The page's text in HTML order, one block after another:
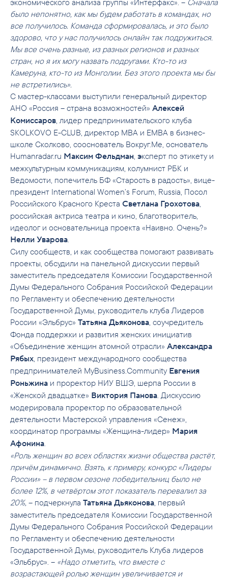
было непонятно, как мы будем работать в командах, но
все получилось. Команда сформировалась, и это было
здорово, что у нас получилось онлайн так подружиться.
Мы все очень разные, из разных регионов и разных
стран, но я их могу назвать подругами. Кто-то из
Камеруна, кто-то из Монголии. Без этого проекта мы бы
не встретились».
С мастер-классами выступили генеральный директор
АНО «Россия – страна возможностей» Алексей
Комиссаров , лидер предпринимательского клуба
SKOLKOVO E-CLUB, директор MBA и EMBA в бизнес-
школе Сколково, сооснователь Вокруг.Me, основатель
Humanradar.ru Максим Фельдман эксперт по этикету и
межкультурным коммуникациям, колумнист РБК и
Ведомости, попечитель БФ «Старость в радость», вице-
президент International Women’s Forum, Russia, Посол
Российского Красного Креста Светлана Грохотова
российская актриса театра и кино, благотворитель,
идеолог и основательница проекта «Наивно. Очень?»
Нелли Уварова
Силу сообществ, и как сообщества помогают развивать
проекты, обсудили на панельной дискуссии первый
заместитель председателя Комиссии Государственной
Думы Федерального Собрания Российской Федерации
по Регламенту и обеспечению деятельности
Государственной Думы, руководитель клуба Лидеров
России «Эльбрус» Татьяна Дьяконова , соучредитель
Фонда поддержки и развития женских инициатив
«Объединение женщин атомной отрасли» Александра
Рябых , президент международного сообщества
предпринимателей MyBusiness.Community Евгения
Роньжина и проректор НИУ ВШЭ, шерпа России в
«Женской двадцатке» Виктория Панова . Дискуссию
модерировала проректор по образовательной
деятельности Мастерской управления «Сенеж»,
координатор программы «Женщина-лидер» Мария
Афонина
«Роль женщин во всех областях жизни общества растёт,
причём динамично. Взять, к примеру, конкурс «Лидеры
России» – в первом сезоне победительниц было не
более 12%, в четвёртом этот показатель перевалил за
20%, – подчеркнула Татьяна Дьяконова , первый
заместитель председателя Комиссии Государственной
Думы Федерального Собрания Российской Федерации
по Регламенту и обеспечению деятельности
Государственной Думы, руководитель Клуба лидеров
«Эльбрус». – «Надо отметить, что вместе с
возрастающей ролью женщин увеличивается и